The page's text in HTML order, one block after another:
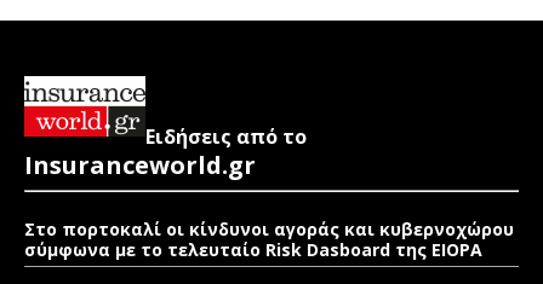
Ειδήσεις από το
Insuranceworld.gr
Στο πορτοκαλί οι κίνδυνοι αγοράς και κυβερνοχώρου
σύμφωνα με το τελευταίο Risk Dasboard της EIOPA